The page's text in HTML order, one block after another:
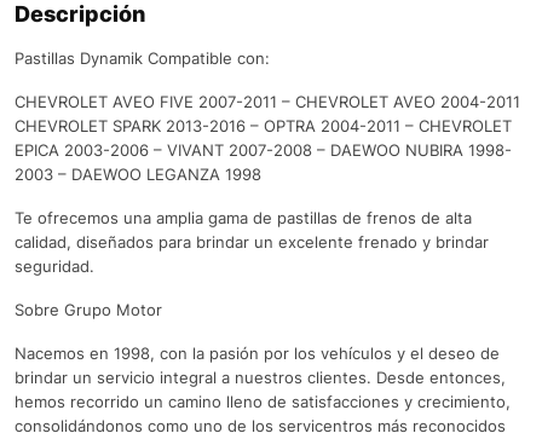
Descripción
Pastillas Dynamik Compatible con:
CHEVROLET AVEO FIVE 2007-2011 – CHEVROLET AVEO 2004-2011
CHEVROLET SPARK 2013-2016 – OPTRA 2004-2011 – CHEVROLET
EPICA 2003-2006 – VIVANT 2007-2008 – DAEWOO NUBIRA 1998-
2003 – DAEWOO LEGANZA 1998
Te ofrecemos una amplia gama de pastillas de frenos de alta
calidad, diseñados para brindar un excelente frenado y brindar
seguridad.
Sobre Grupo Motor
Nacemos en 1998, con la pasión por los vehículos y el deseo de
brindar un servicio integral a nuestros clientes. Desde entonces,
hemos recorrido un camino lleno de satisfacciones y crecimiento,
consolidándonos como uno de los servicentros más reconocidos